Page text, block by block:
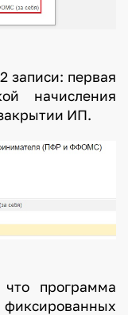
записи: первая
начисления
ИП.
программа